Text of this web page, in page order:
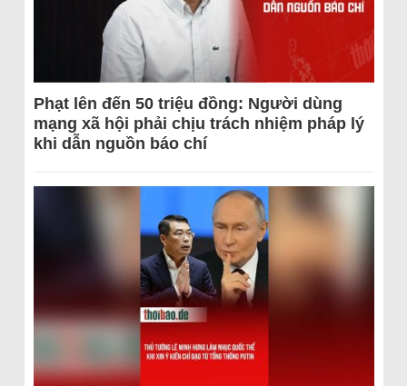
Phạt lên đến 50 triệu đồng: Người dùng
mạng xã hội phải chịu trách nhiệm pháp lý
khi dẫn nguồn báo chí